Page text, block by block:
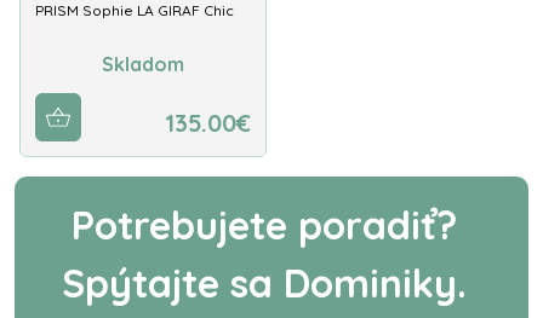
PRISM Sophie LA GIRAF Chic
Skladom
135.00€
Potrebujete poradiť?
Spýtajte sa Dominiky.